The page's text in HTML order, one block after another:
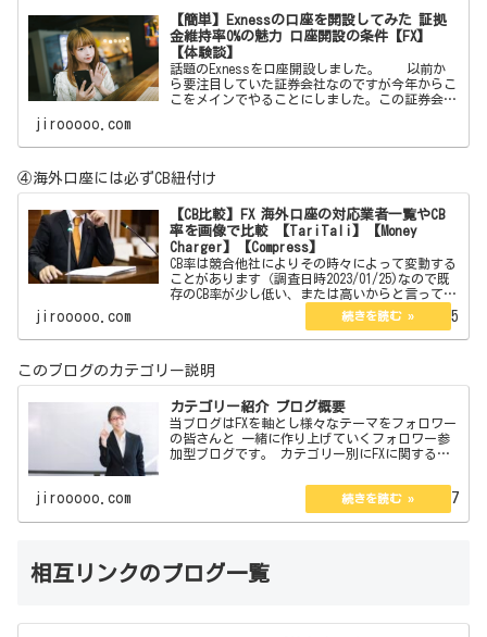
【簡単】Exnessの口座を開設してみた 証拠
金維持率0%の魅力 口座開設の条件【FX】
【体験談】
話題のExnessを口座開設しました。 以前か
ら要注目していた証券会社なのですが今年からこ
こをメインでやることにしました。この証券会社
す。 【簡単
jirooooo.com
④海外口座には必ずCB紐付け
【CB比較】FX 海外口座の対応業者一覧やCB
率を画像で比較 【TariTali】【Money
Charger】【Compress】
CB率は競合他社によりその時々によって変動する
ことがあります（調査日時2023/01/25)なので既
存のCB率が少し低い、または高いからと言ってず
っとそのままという訳でもありません。今現在は
口座開設している海外口座は3つありその3つのCB
率…
jirooooo.com 2023.01.25
このブログのカテゴリー説明
カテゴリー紹介 ブログ概要
当ブログはFXを軸とし様々なテーマをフォロワー
の皆さんと 一緒に作り上げていくフォロワー参
加型ブログです。 カテゴリー別にFXに関するも
で読めるコラム＆エッセイがあります。 管理
jirooooo.com 2022.08.07
相互リンクのブログ一覧